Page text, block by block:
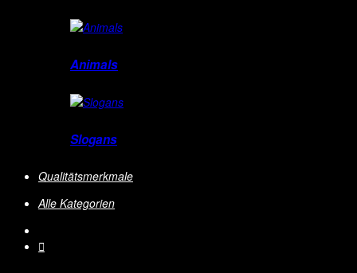
Animals
Slogans
Qualitätsmerkmale
Alle Kategorien